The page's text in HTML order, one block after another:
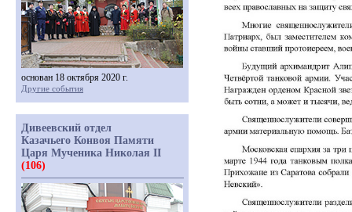
основан 18 октября 2020 г.
Другие события
Дивеевский отдел
Казачьего Конвоя Памяти
Царя Мученика Николая II
(106)